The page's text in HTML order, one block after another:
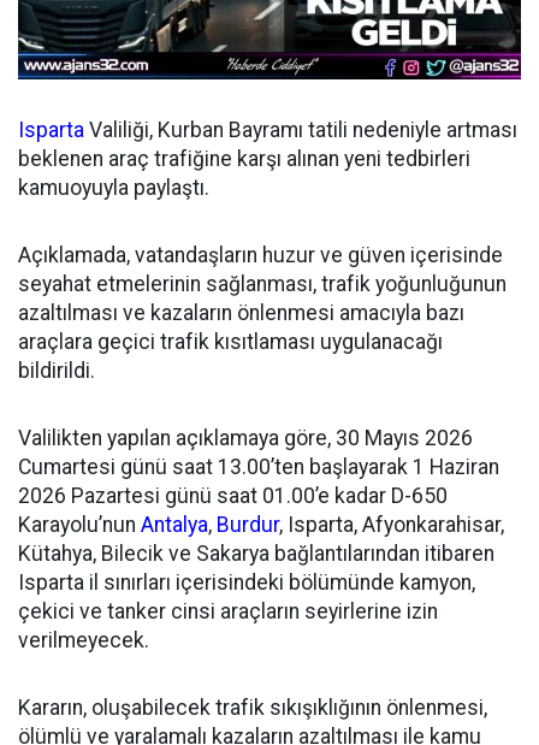
Isparta Valiliği, Kurban Bayramı tatili nedeniyle artması
beklenen araç trafiğine karşı alınan yeni tedbirleri
kamuoyuyla paylaştı.
Açıklamada, vatandaşların huzur ve güven içerisinde
seyahat etmelerinin sağlanması, trafik yoğunluğunun
azaltılması ve kazaların önlenmesi amacıyla bazı
araçlara geçici trafik kısıtlaması uygulanacağı
bildirildi.
Valilikten yapılan açıklamaya göre, 30 Mayıs 2026
Cumartesi günü saat 13.00’ten başlayarak 1 Haziran
2026 Pazartesi günü saat 01.00’e kadar D-650
Karayolu’nun Antalya, Burdur, Isparta, Afyonkarahisar,
Kütahya, Bilecik ve Sakarya bağlantılarından itibaren
Isparta il sınırları içerisindeki bölümünde kamyon,
çekici ve tanker cinsi araçların seyirlerine izin
verilmeyecek.
Kararın, oluşabilecek trafik sıkışıklığının önlenmesi,
ölümlü ve yaralamalı kazaların azaltılması ile kamu